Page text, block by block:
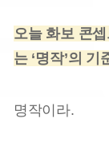
오늘 화보 콘
는 ‘명작’의 기
명작이라.